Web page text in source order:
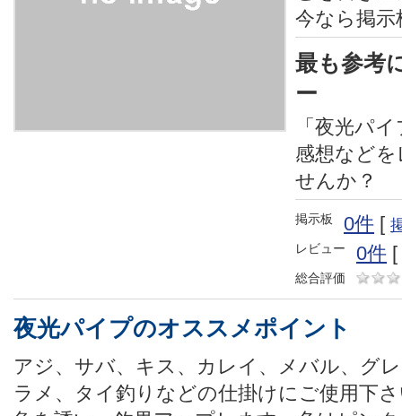
今なら掲示
最も参考
ー
「夜光パ
感想など
せんか？
掲示板 0件 [
レビュー 0件 [
総合評価
夜光パイプのオススメポイント
アジ、サバ、キス、カレイ、メバル、グ
ラメ、タイ釣りなどの仕掛けにご使用下